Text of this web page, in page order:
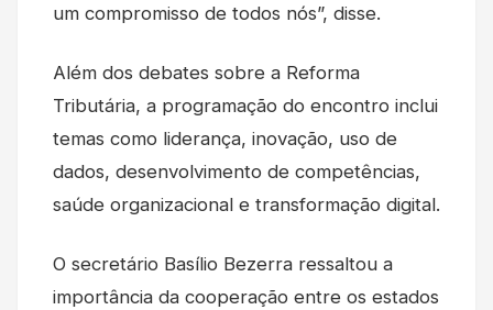
um compromisso de todos nós”, disse.
Além dos debates sobre a Reforma
Tributária, a programação do encontro inclui
temas como liderança, inovação, uso de
dados, desenvolvimento de competências,
saúde organizacional e transformação digital.
O secretário Basílio Bezerra ressaltou a
importância da cooperação entre os estados